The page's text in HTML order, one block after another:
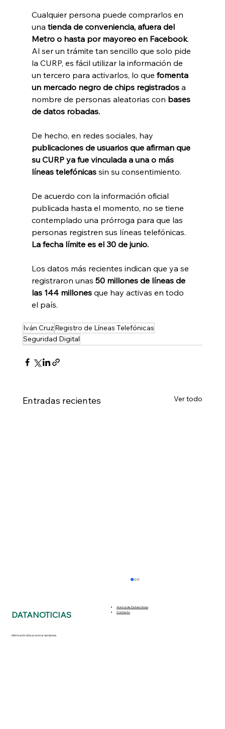
Cualquier persona puede comprarlos en
una tienda de conveniencia, afuera del
Metro o hasta por mayoreo en Facebook.
Al ser un trámite tan sencillo que solo pide
la CURP, es fácil utilizar la información de
un tercero para activarlos, lo que fomenta
un mercado negro de chips registrados a
nombre de personas aleatorias con bases
de datos robadas.
De hecho, en redes sociales, hay
publicaciones de usuarios que afirman que
su CURP ya fue vinculada a una o más
líneas telefónicas sin su consentimiento.
De acuerdo con la información oficial
publicada hasta el momento, no se tiene
contemplado una prórroga para que las
personas registren sus líneas telefónicas.
La fecha límite es el 30 de junio.
Los datos más recientes indican que ya se
registraron unas 50 millones de líneas de
las 144 millones que hay activas en todo
el país.
Iván CruzRegistro de Líneas Telefónicas
Seguridad Digital
Entradas recientes Ver todo
DATANOTICIAS
Información útil para tomar decisiones
Acerca de Datanoticias
Contacto